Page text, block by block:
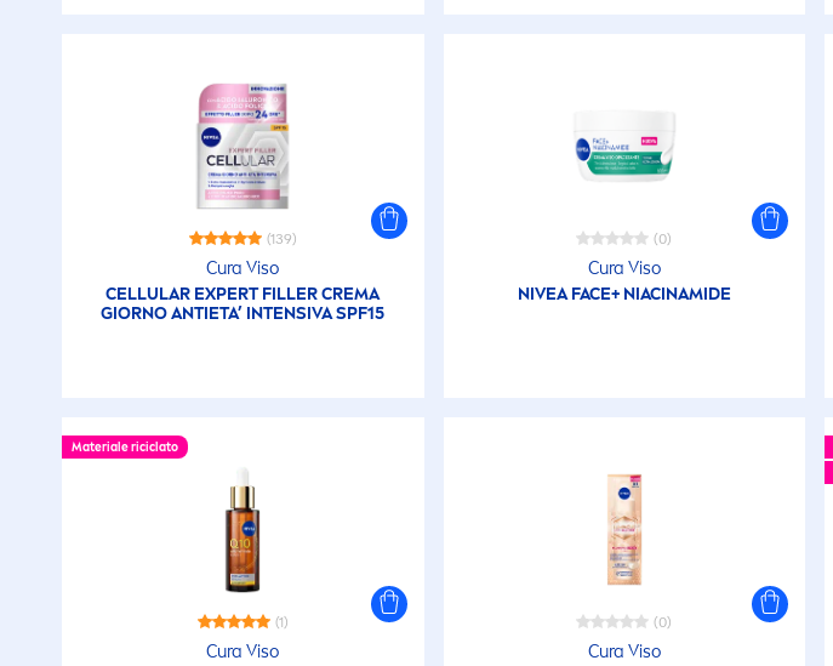
(139)
Cura Viso
CELLULAR EXPERTFILLERCREMA
GIORNO ANTIETA’ INTENSIVA SPF15
(0)
Cura Viso
NIVEAFACE+ NIACINAMIDE
Materiale riciclato
(1)
Cura Viso
(0)
Cura Viso